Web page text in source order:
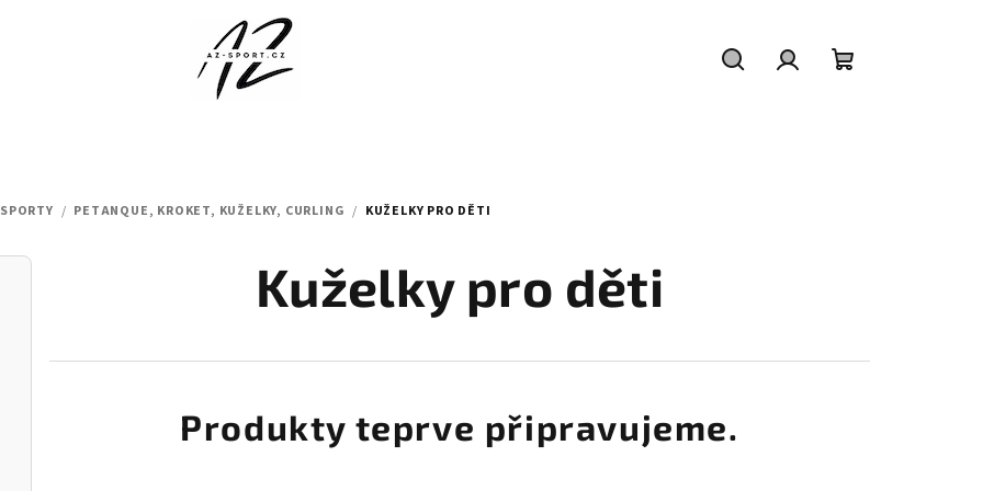
/ PETANQUE, KROKET, KUŽELKY, CURLING / KUŽELKY PRO DĚTI
Kuželky pro děti
Produkty teprve připravujeme.